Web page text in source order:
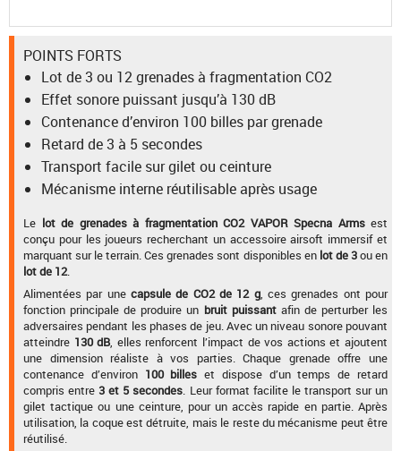
POINTS FORTS
Lot de 3 ou 12 grenades à fragmentation CO2
Effet sonore puissant jusqu’à 130 dB
Contenance d’environ 100 billes par grenade
Retard de 3 à 5 secondes
Transport facile sur gilet ou ceinture
Mécanisme interne réutilisable après usage
Le lot de grenades à fragmentation CO2 VAPOR Specna Armsest
conçu pour les joueurs recherchant un accessoire airsoft immersif et
marquant sur le terrain. Ces grenades sont disponibles en lot de 3ou en
lot de 12.
Alimentées par une capsule de CO2 de 12 g, ces grenades ont pour
fonction principale de produire un bruit puissantafin de perturber les
adversaires pendant les phases de jeu. Avec un niveau sonore pouvant
atteindre 130 dB, elles renforcent l’impact de vos actions et ajoutent
une dimension réaliste à vos parties. Chaque grenade offre une
contenance d’environ 100 billes et dispose d’un temps de retard
compris entre 3 et 5 secondes. Leur format facilite le transport sur un
gilet tactique ou une ceinture, pour un accès rapide en partie. Après
utilisation, la coque est détruite, mais le reste du mécanisme peut être
réutilisé.